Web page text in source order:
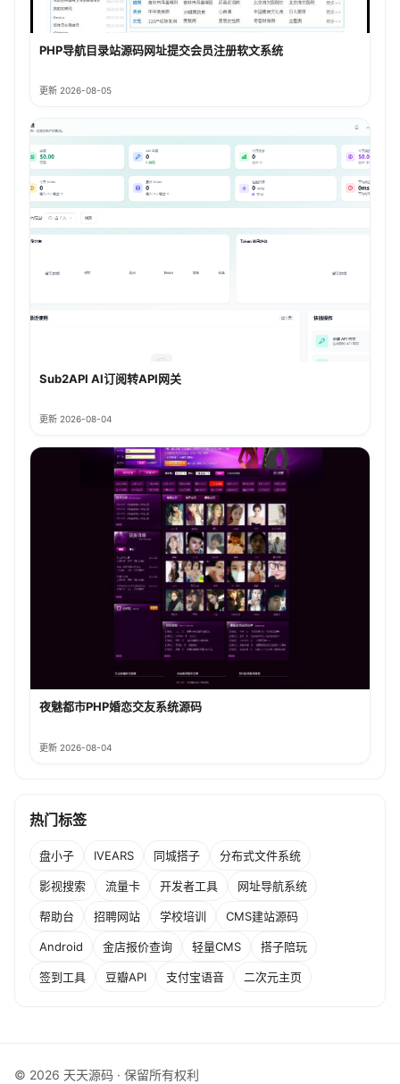
PHP导航目录站源码网址提交会员注册软文系统
更新 2026-08-05
Sub2API AI订阅转API网关
更新 2026-08-04
夜魅都市PHP婚恋交友系统源码
更新 2026-08-04
热门标签
盘小子 IVEARS 同城搭子 分布式文件系统
影视搜索 流量卡 开发者工具 网址导航系统
帮助台 招聘网站 学校培训 CMS建站源码
Android 金店报价查询 轻量CMS 搭子陪玩
签到工具 豆瓣API 支付宝语音 二次元主页
© 2026 天天源码 · 保留所有权利